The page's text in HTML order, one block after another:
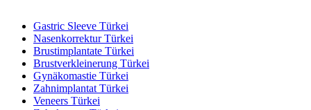
Gastric Sleeve Türkei
Nasenkorrektur Türkei
Brustimplantate Türkei
Brustverkleinerung Türkei
Gynäkomastie Türkei
Zahnimplantat Türkei
Veneers Türkei